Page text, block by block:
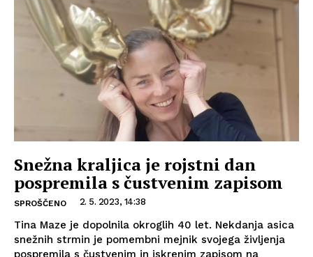
Snežna kraljica je rojstni dan
pospremila s čustvenim zapisom
SPROŠČENO 2. 5. 2023, 14:38
Tina Maze je dopolnila okroglih 40 let. Nekdanja asica
snežnih strmin je pomembni mejnik svojega življenja